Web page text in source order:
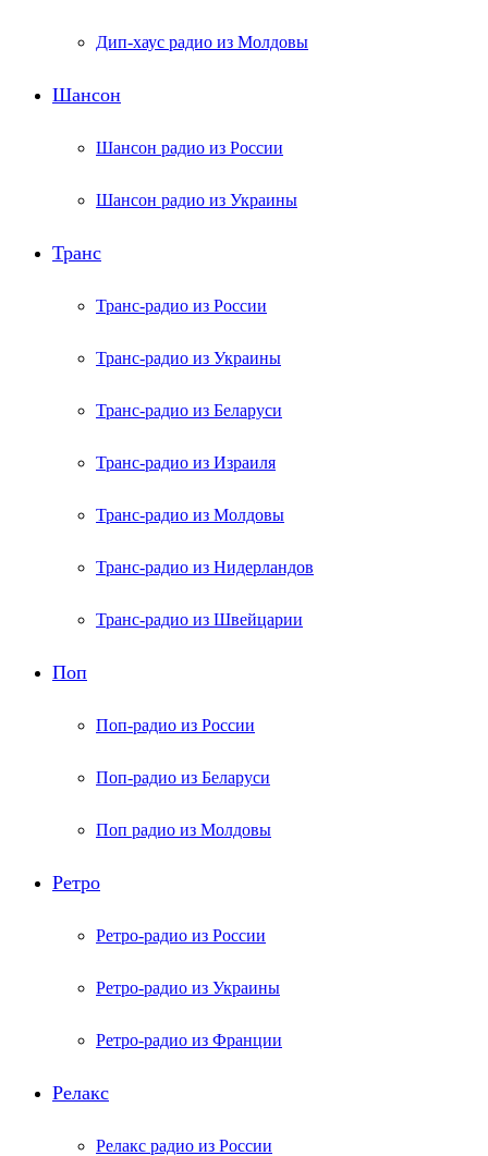
Дип-хаус радио из Молдовы
Шансон
Шансон радио из России
Шансон радио из Украины
Транс
Транс-радио из России
Транс-радио из Украины
Транс-радио из Беларуси
Транс-радио из Израиля
Транс-радио из Молдовы
Транс-радио из Нидерландов
Транс-радио из Швейцарии
Поп
Поп-радио из России
Поп-радио из Беларуси
Поп радио из Молдовы
Ретро
Ретро-радио из России
Ретро-радио из Украины
Ретро-радио из Франции
Релакс
Релакс радио из России